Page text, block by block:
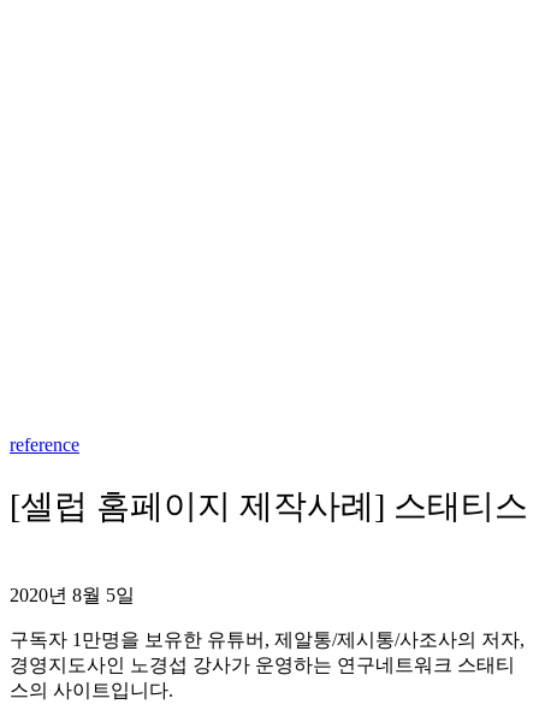
reference
[셀럽 홈페이지 제작사례] 스태티스
2020년 8월 5일
구독자 1만명을 보유한 유튜버, 제알통/제시통/사조사의 저자,
경영지도사인 노경섭 강사가 운영하는 연구네트워크 스태티
스의 사이트입니다.